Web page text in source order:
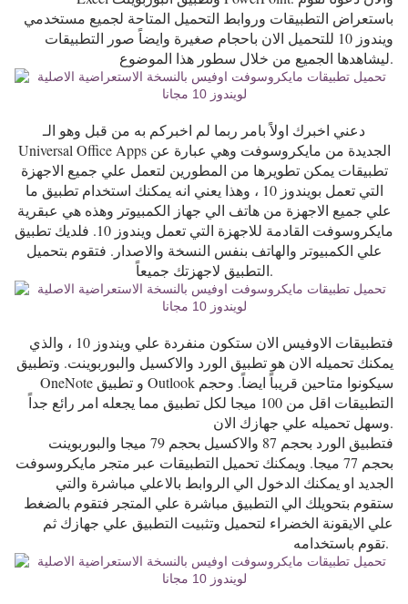
باستعراض التطبيقات وروابط التحميل المتاحة لجميع مستخدمي
ويندوز 10 للتحميل الان باحجام صغيرة وايضاً صور التطبيقات
ليشاهدها الجميع من خلال سطور هذا الموضوع.
دعني اخبرك اولاً بامر ربما لم اخبركم به من قبل وهو الـ
Universal Office Apps الجديدة من مايكروسوفت وهي عبارة عن
تطبيقات يمكن تطويرها من المطورين لتعمل علي جميع الاجهزة
التي تعمل بويندوز 10 ، وهذا يعني انه يمكنك استخدام تطبيق ما
علي جميع الاجهزة من هاتف الي جهاز الكمبيوتر وهذه هي عبقرية
مايكروسوفت القادمة للاجهزة التي تعمل ويندوز 10. فلديك تطبيق
علي الكمبيوتر والهاتف بنفس النسخة والاصدار. فتقوم بتحميل
التطبيق لاجهزتك جميعاً.
فتطبيقات الاوفيس الان ستكون منفردة علي ويندوز 10 ، والذي
يمكنك تحميله الان هو تطبيق الورد والاكسيل والبوربوينت. وتطبيق
OneNote و تطبيق Outlook سيكونوا متاحين قريباً ايضاً. وحجم
التطبيقات اقل من 100 ميجا لكل تطبيق مما يجعله امر رائع جداً
وسهل تحميله علي جهازك الان.
فتطبيق الورد بحجم 87 والاكسيل بحجم 79 ميجا والبوربوينت
بحجم 77 ميجا. ويمكنك تحميل التطبيقات عبر متجر مايكروسوفت
الجديد او يمكنك الدخول الي الروابط بالاعلي مباشرة والتي
ستقوم بتحويلك الي التطبيق مباشرة علي المتجر فتقوم بالضغط
علي الايقونة الخضراء لتحميل وتثبيت التطبيق علي جهازك ثم
تقوم باستخدامه.